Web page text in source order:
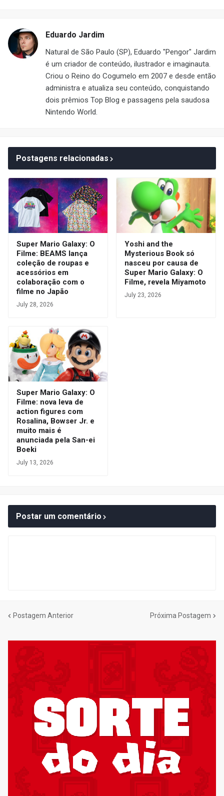
Eduardo Jardim
Natural de São Paulo (SP), Eduardo "Pengor" Jardim
é um criador de conteúdo, ilustrador e imaginauta.
Criou o Reino do Cogumelo em 2007 e desde então
administra e atualiza seu conteúdo, conquistando
dois prêmios Top Blog e passagens pela saudosa
Nintendo World.
Postagens relacionadas
Super Mario Galaxy: O
Filme: BEAMS lança
coleção de roupas e
acessórios em
colaboração com o
filme no Japão
July 28, 2026
Yoshi and the
Mysterious Book só
nasceu por causa de
Super Mario Galaxy: O
Filme, revela Miyamoto
July 23, 2026
Super Mario Galaxy: O
Filme: nova leva de
action figures com
Rosalina, Bowser Jr. e
muito mais é
anunciada pela San-ei
Boeki
July 13, 2026
Postar um comentário
Postagem Anterior Próxima Postagem